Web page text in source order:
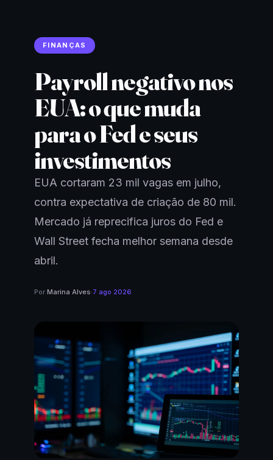
FINANÇAS
Payroll negativo nos
EUA: o que muda
para o Fed e seus
investimentos
EUA cortaram 23 mil vagas em julho,
contra expectativa de criação de 80 mil.
Mercado já reprecifica juros do Fed e
Wall Street fecha melhor semana desde
abril.
Por Marina Alves·7 ago 2026